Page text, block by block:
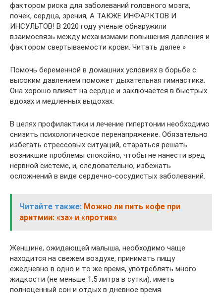
фактором риска для заболеваний головного мозга,
почек, сердца, зрения, А ТАКЖЕ ИНФАРКТОВ И
ИНСУЛЬТОВ! В 2020 году ученые обнаружили
взаимосвязь между механизмами повышения давления и
фактором свертываемости крови. Читать далее »
Помочь беременной в домашних условиях в борьбе с
высоким давлением поможет дыхательная гимнастика.
Она хорошо влияет на сердце и заключается в быстрых
вдохах и медленных выдохах.
В целях профилактики и лечение гипертонии необходимо
снизить психологическое перенапряжение. Обязательно
избегать стрессовых ситуаций, стараться решать
возникшие проблемы спокойно, чтобы не нанести вред
нервной системе, и, следовательно, избежать
осложнений в виде сердечно-сосудистых заболеваний.
Читайте также: Можно ли пить кофе при
аритмии: «за» и «против»
Женщине, ожидающей малыша, необходимо чаще
находится на свежем воздухе, принимать пищу
ежедневно в одно и то же время, употреблять много
жидкости (не меньше 1,5 литра в сутки), иметь
полноценный сон и отдых в дневное время.